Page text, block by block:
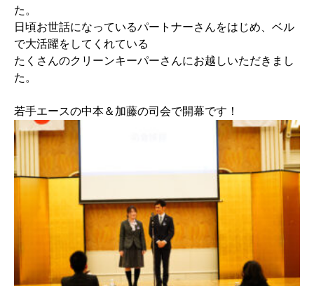
た。
日頃お世話になっているパートナーさんをはじめ、ベル
で大活躍をしてくれている
たくさんのクリーンキーパーさんにお越しいただきまし
た。
若手エースの中本＆加藤の司会で開幕です！